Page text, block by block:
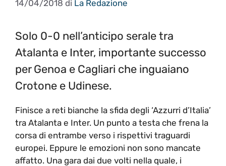
14/04/2018 di La Redazione
Solo 0-0 nell’anticipo serale tra
Atalanta e Inter, importante successo
per Genoa e Cagliari che inguaiano
Crotone e Udinese.
Finisce a reti bianche la sfida degli ‘Azzurri d’Italia’
tra Atalanta e Inter. Un punto a testa che frena la
corsa di entrambe verso i rispettivi traguardi
europei. Eppure le emozioni non sono mancate
affatto. Una gara dai due volti nella quale, i